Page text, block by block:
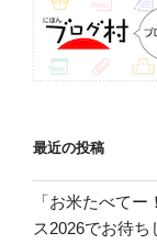
な
る
環
全
の
活
ゲ
ー
シ
ン
最近の投稿
「お米たべて
ス2026でお待ち